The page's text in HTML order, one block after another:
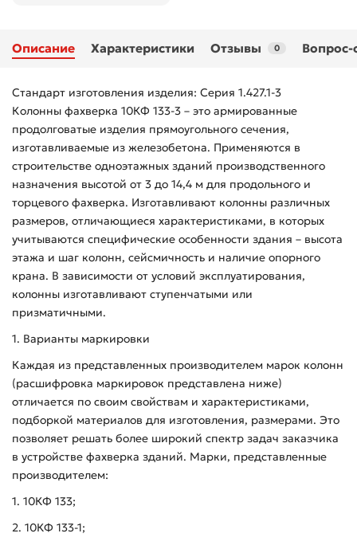
Описание Характеристики Отзывы 0 Вопрос-
Стандарт изготовления изделия: Серия 1.427.1-3
Колонны фахверка 10КФ 133-3 – это армированные
продолговатые изделия прямоугольного сечения,
изготавливаемые из железобетона. Применяются в
строительстве одноэтажных зданий производственного
назначения высотой от 3 до 14,4 м для продольного и
торцевого фахверка. Изготавливают колонны различных
размеров, отличающиеся характеристиками, в которых
учитываются специфические особенности здания – высота
этажа и шаг колонн, сейсмичность и наличие опорного
крана. В зависимости от условий эксплуатирования,
колонны изготавливают ступенчатыми или
призматичными.
1. Варианты маркировки
Каждая из представленных производителем марок колонн
(расшифровка маркировок представлена ниже)
отличается по своим свойствам и характеристиками,
подборкой материалов для изготовления, размерами. Это
позволяет решать более широкий спектр задач заказчика
в устройстве фахверка зданий. Марки, представленные
производителем:
1. 10КФ 133;
2. 10КФ 133-1;